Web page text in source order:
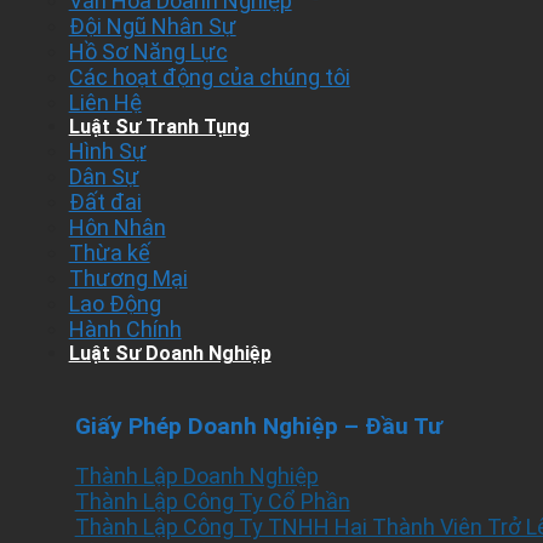
Đội Ngũ Nhân Sự
Hồ Sơ Năng Lực
Các hoạt động của chúng tôi
Liên Hệ
Luật Sư Tranh Tụng
Hình Sự
Dân Sự
Đất đai
Hôn Nhân
Thừa kế
Thương Mại
Lao Động
Hành Chính
Luật Sư Doanh Nghiệp
Giấy Phép Doanh Nghiệp – Đầu Tư
Thành Lập Doanh Nghiệp
Thành Lập Công Ty Cổ Phần
Thành Lập Công Ty TNHH Hai Thành Viên Trở